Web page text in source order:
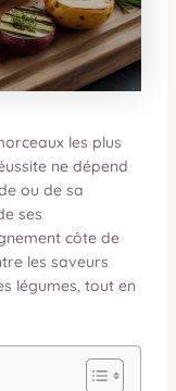
les plus
ne dépend
ou de sa
ses
côte de
les saveurs
légumes, tout en